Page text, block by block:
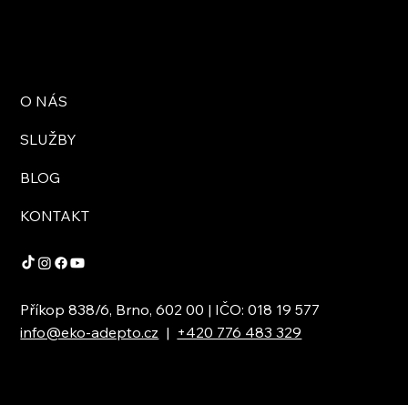
O NÁS
SLUŽBY
BLOG
KONTAKT
Příkop 838/6, Brno, 602 00 | IČO: 018 19 577
info@eko-adepto.cz | +420 776 483 329